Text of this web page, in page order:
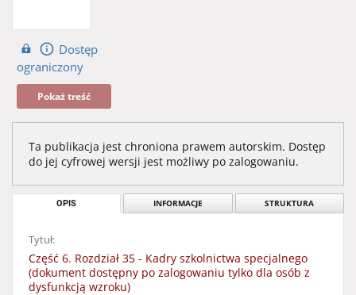
Dostęp
ograniczony
Pokaż treść
Ta publikacja jest chroniona prawem autorskim. Dostęp
do jej cyfrowej wersji jest możliwy po zalogowaniu.
OPIS INFORMACJE STRUKTURA
Tytuł:
Część 6. Rozdział 35 - Kadry szkolnictwa specjalnego
(dokument dostępny po zalogowaniu tylko dla osób z
dysfunkcją wzroku)